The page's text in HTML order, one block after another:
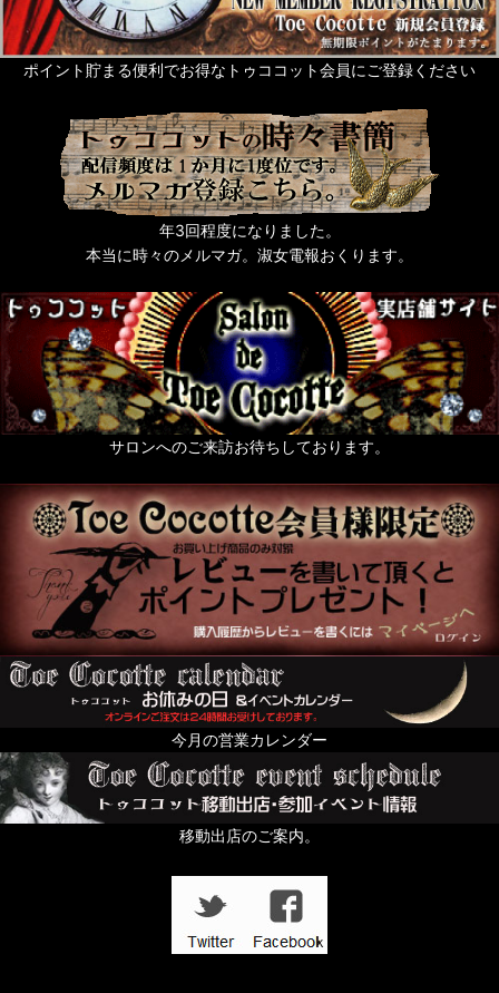
ポイント貯まる便利でお得なトゥココット会員にご登録ください
年3回程度になりました。
本当に時々のメルマガ。淑女電報おくります。
サロンへのご来訪お待ちしております。
今月の営業カレンダー
移動出店のご案内。